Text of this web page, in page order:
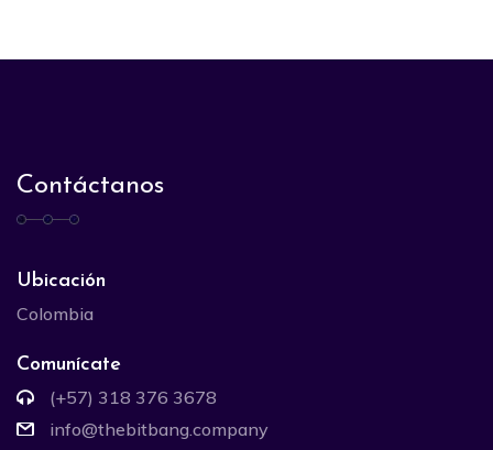
Contáctanos
Ubicación
Colombia
Comunícate
(+57) 318 376 3678
info@thebitbang.company